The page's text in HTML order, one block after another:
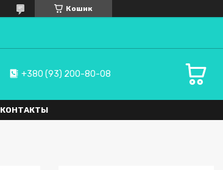
Кошик
+380 (93) 200-80-08
КОНТАКТЫ